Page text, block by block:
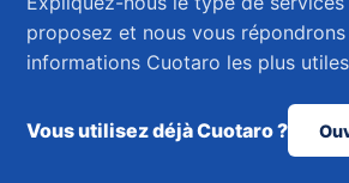
proposez et nous vous
informations Cuotaro les plus
Vous utilisez déjà Cuotaro ?